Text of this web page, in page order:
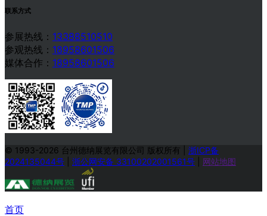
联系方式
参展热线： 13388510510
参观热线： 18958601506
媒体合作： 18958601506
© 1993-2026 台州德纳展览有限公司 版权所有
浙ICP备
2024135044号
浙公网安备 33100202001561号 网站地图
首页